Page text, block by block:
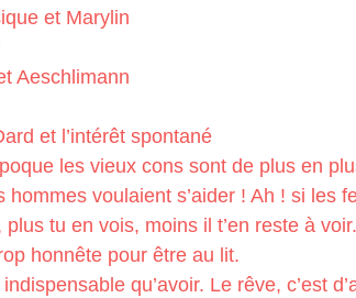
et Marylin
Aeschlimann
et l’intérêt spontané
les vieux cons sont de plus en
hommes voulaient s’aider ! Ah ! si les
tu en vois, moins il t’en reste à voir.
honnête pour être au lit.
qu’avoir. Le rêve, c’est